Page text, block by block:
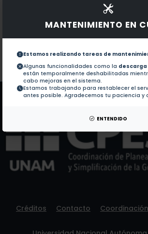
MANTENIMIENTO EN
Estamos realizando tareas de
Algunas funcionalidades como la descarga
están temporalmente deshabilitadas
cabo mejoras en el sistema.
Estamos trabajando para restablecer el
antes posible. Agradecemos tu paciencia y
ENTENDIDO
No hay obras de este autor.
Documentos en revistas: No hay revistas de este autor.
Patentes: No hay patentes de este autor.
Créditos Contacto